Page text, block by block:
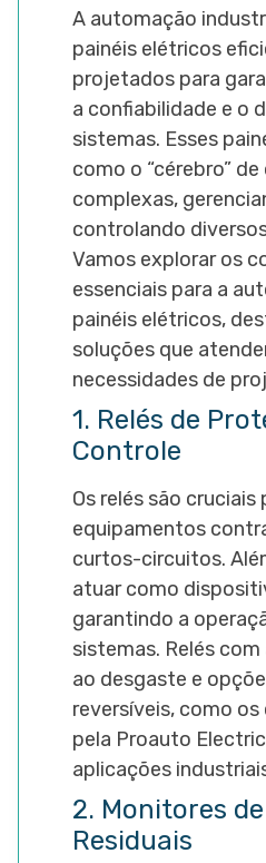
A automação
painéis elétricos
projetados para
a confiabilidade e o
sistemas. Esses
como o “cérebro”
complexas,
controlando
Vamos explorar os
essenciais para a
painéis elétricos,
soluções que
necessidades de
1. Relés de
Controle
Os relés são
equipamentos
curtos-circuitos.
atuar como
garantindo a
sistemas. Relés
ao desgaste e
reversíveis, como
pela Proauto
aplicações
2. Monitores
Residuais